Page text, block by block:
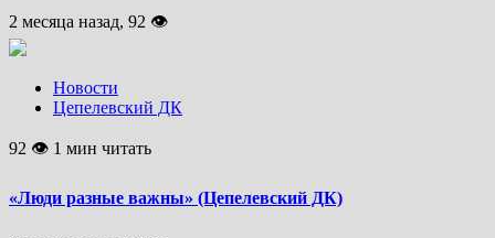
2 месяца назад, 92 👁
Новости
Цепелевский ДК
92 👁 1 мин читать
«Люди разные важны» (Цепелевский ДК)